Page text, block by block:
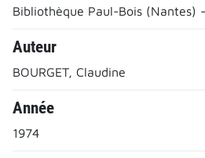
Bibliothèque Paul-Bois (Nantes)
Auteur
BOURGET, Claudine
Année
1974